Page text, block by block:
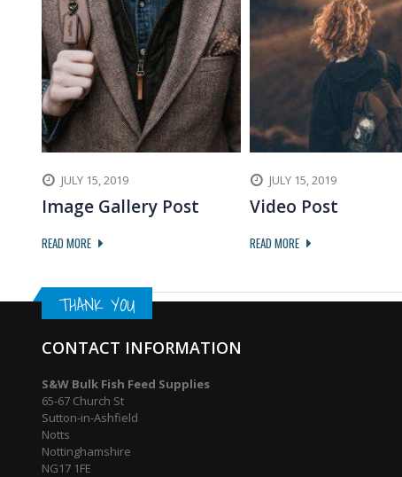
JULY 15, 2019
Image Gallery Post
READ MORE
JULY 15, 2019
Video Post
READ MORE
THANK YOU
CONTACT INFORMATION
S&W Bulk Fish Feed Supplies
65-67 Church St
Sutton-in-Ashfield
Notts
Nottinghamshire
NG17 1FE